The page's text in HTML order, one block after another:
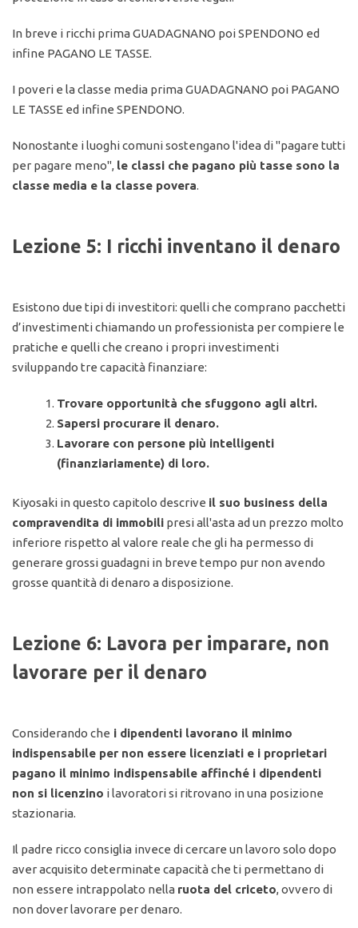
In breve i ricchi prima GUADAGNANO poi SPENDONO ed
infine PAGANO LE TASSE.
I poveri e la classe media prima GUADAGNANO poi PAGANO
LE TASSE ed infine SPENDONO.
Nonostante i luoghi comuni sostengano l'idea di "pagare tutti
per pagare meno", le classi che pagano più tasse sono la
classe media e la classe povera.
Lezione 5: I ricchi inventano il denaro
Esistono due tipi di investitori: quelli che comprano pacchetti
d’investimenti chiamando un professionista per compiere le
pratiche e quelli che creano i propri investimenti
sviluppando tre capacità finanziare:
Trovare opportunità che sfuggono agli altri.
Sapersi procurare il denaro.
Lavorare con persone più intelligenti
(finanziariamente) di loro.
Kiyosaki in questo capitolo descrive il suo business della
compravendita di immobili presi all'asta ad un prezzo molto
inferiore rispetto al valore reale che gli ha permesso di
generare grossi guadagni in breve tempo pur non avendo
grosse quantità di denaro a disposizione.
Lezione 6: Lavora per imparare, non
lavorare per il denaro
Considerando che i dipendenti lavorano il minimo
indispensabile per non essere licenziati e i proprietari
pagano il minimo indispensabile affinché i dipendenti
non si licenzino i lavoratori si ritrovano in una posizione
stazionaria.
Il padre ricco consiglia invece di cercare un lavoro solo dopo
aver acquisito determinate capacità che ti permettano di
non essere intrappolato nella ruota del criceto, ovvero di
non dover lavorare per denaro.